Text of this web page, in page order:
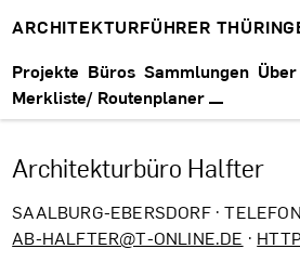
ARCHITEKTURFÜHRER
Projekte Büros Sammlungen Über
Merkliste/ Routenplaner
Architekturbüro Halfter
SAALBURG-EBERSDORF ·
AB-HALFTER@T-ONLINE.DE ·